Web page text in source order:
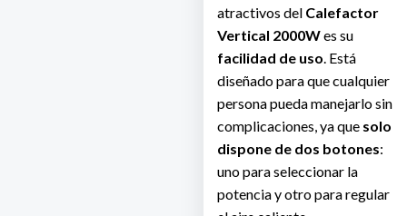
atractivos del Calefactor
Vertical 2000Wes su
facilidad de uso. Está
diseñado para que cualquier
persona pueda manejarlo sin
complicaciones, ya que solo
dispone de dos botones:
uno para seleccionar la
potencia y otro para regular